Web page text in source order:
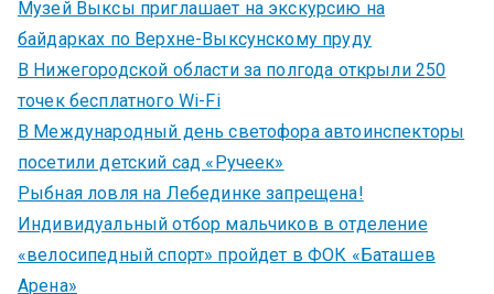
Музей Выксы приглашает на экскурсию на
байдарках по Верхне-Выксунскому пруду
В Нижегородской области за полгода открыли 250
точек бесплатного Wi-Fi
В Международный день светофора автоинспекторы
посетили детский сад «Ручеек»
Рыбная ловля на Лебединке запрещена!
Индивидуальный отбор мальчиков в отделение
«велосипедный спорт» пройдет в ФОК «Баташев
Арена»